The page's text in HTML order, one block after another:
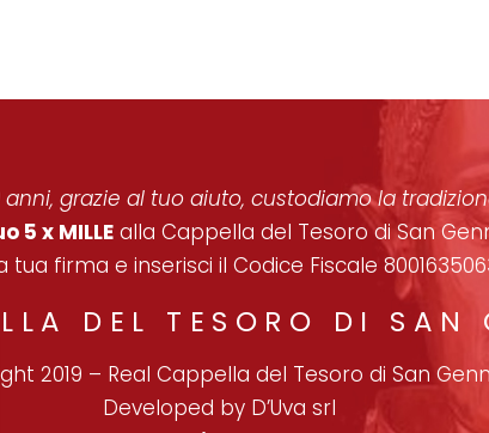
anni, grazie al tuo aiuto, custodiamo la
5 x MILLEalla Cappella del Tesoro di San
tua firma e inserisci il Codice Fiscale
DEL TESORO DI SAN
2019 – Real Cappella del Tesoro di San
Developed by D’Uva srl